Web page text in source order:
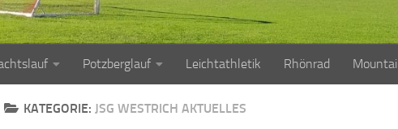
Potzberglauf Leichtathletik Rhönrad
KATEGORIE: JSG WESTRICH AKTUELLES